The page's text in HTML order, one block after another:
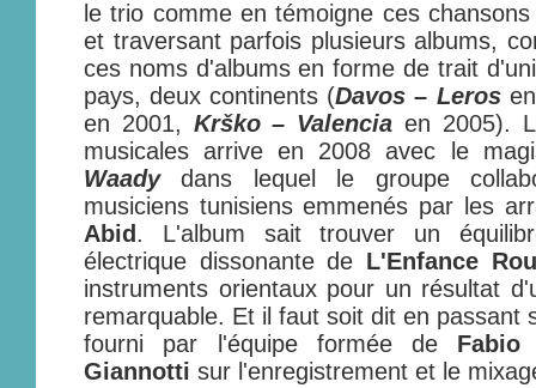
le trio comme en témoigne ces
et traversant parfois plusieurs albums,
ces noms d'albums en forme de trait
pays, deux continents (Davos – Leros
en 2001, Krško – Valencia en 2005).
musicales arrive en 2008 avec le
Waadydans lequel le groupe
musiciens tunisiens emmenés par les
Abid . L'album sait trouver un
électrique dissonante de L'Enfance
instruments orientaux pour un résultat
remarquable. Et il faut soit dit en passant
fourni par l'équipe formée de Fabio
Giannotti sur l'enregistrement et le